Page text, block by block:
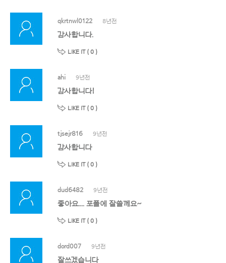
qkrtnwl0122 8년전
감사합니다.
LIKE IT ( 0 )
ahi 9년전
감사합니다!
LIKE IT ( 0 )
tjsejr816 9년전
감사합니다
LIKE IT ( 0 )
dud6482 9년전
좋아요.... 포폴에 잘쓸께요~
LIKE IT ( 0 )
dord007 9년전
잘쓰겠습니다